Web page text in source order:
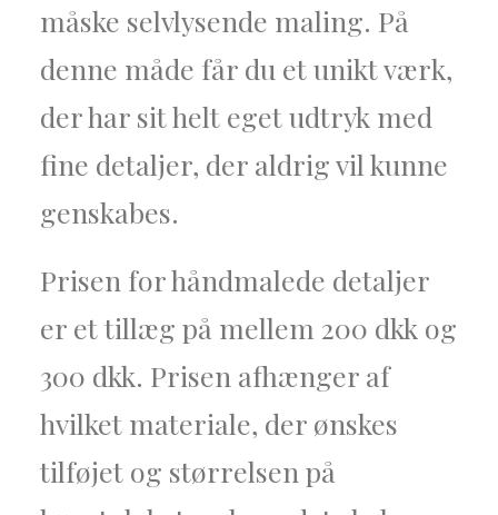
måske selvlysende maling. På
denne måde får du et unikt værk,
der har sit helt eget udtryk med
fine detaljer, der aldrig vil kunne
genskabes.
Prisen for håndmalede detaljer
er et tillæg på mellem 200 dkk og
300 dkk. Prisen afhænger af
hvilket materiale, der ønskes
tilføjet og størrelsen på